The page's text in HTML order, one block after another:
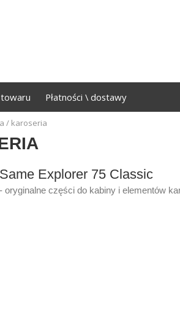
Płatności \ dostawy
/ karoseria
Same Explorer 75 Classic
- oryginalne części do kabiny i elementów